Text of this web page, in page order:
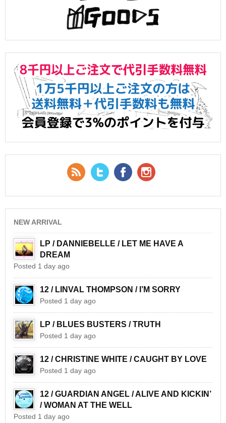
RSS Feed
Twitter Facebook
NEW ARRIVAL
LP / DANNIEBELLE / LET ME HAVE A
DREAM
Posted 1 day ago
12 / LINVAL THOMPSON / I’M SORRY
Posted 1 day ago
LP / BLUES BUSTERS / TRUTH
Posted 1 day ago
12 / CHRISTINE WHITE / CAUGHT BY LOVE
Posted 1 day ago
12 / GUARDIAN ANGEL / ALIVE AND KICKIN’
/ WOMAN AT THE WELL
Posted 1 day ago